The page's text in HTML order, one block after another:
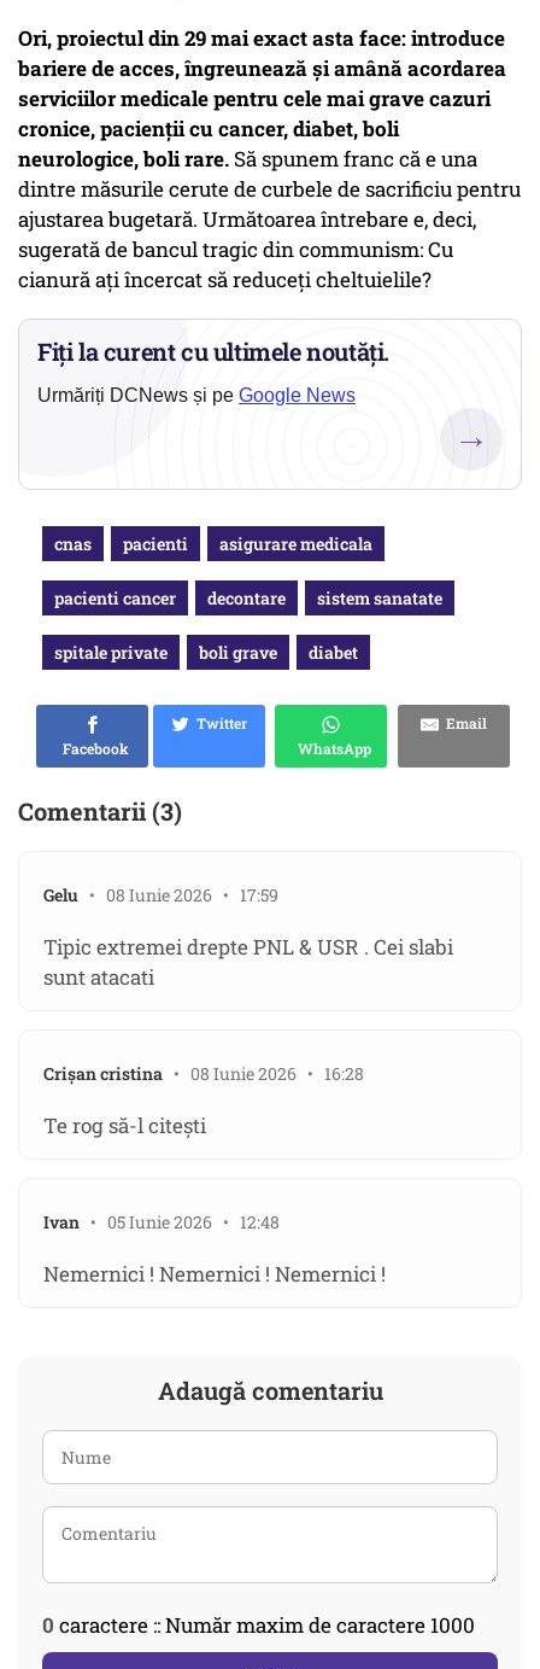
Ori, proiectul din 29 mai exact asta face: introduce
bariere de acces, îngreunează și amână acordarea
serviciilor medicale pentru cele mai grave cazuri
cronice, pacienții cu cancer, diabet, boli
neurologice, boli rare. Să spunem franc că e una
dintre măsurile cerute de curbele de sacrificiu pentru
ajustarea bugetară. Următoarea întrebare e, deci,
sugerată de bancul tragic din communism: Cu
cianură ați încercat să reduceți cheltuielile?
Fiți la curent cu ultimele noutăți.
Urmăriți DCNews și pe Google News
→
cnas pacienti asigurare medicala
pacienti cancer decontare sistem sanatate
spitale private boli grave diabet
Facebook
Twitter
WhatsApp
Email
Comentarii (3)
Gelu • 08 Iunie 2026 • 17:59
Tipic extremei drepte PNL & USR . Cei slabi
sunt atacati
Crișan cristina • 08 Iunie 2026 • 16:28
Te rog să-l citești
Ivan • 05 Iunie 2026 • 12:48
Nemernici ! Nemernici ! Nemernici !
Adaugă comentariu
0 caractere :: Număr maxim de caractere 1000